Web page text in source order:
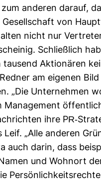
anderen darauf,
von
nicht nur
Schließ­lich
Aktio­nären
am eigenen
„Die Unter­nehmen
Manage­ment
ihre PR-​
„Alle anderen
auch darin, dass
und Wohnort